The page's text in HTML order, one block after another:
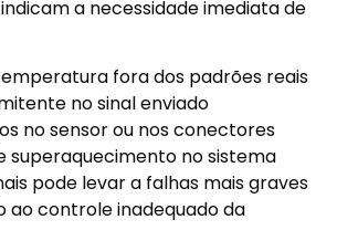
a necessidade imediata de
fora dos padrões reais
no sinal enviado
no sensor ou nos conectores
superaquecimento no sistema
pode levar a falhas mais graves
ao controle inadequado da